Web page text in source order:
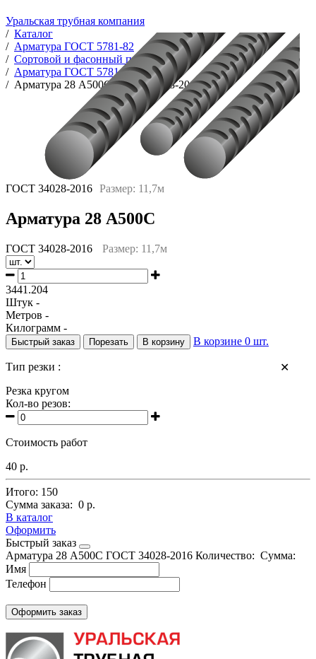
Уральская трубная компания
/ Каталог
/ Арматура ГОСТ 5781-82
/ Сортовой и фасонный прокат
/ Арматура ГОСТ 5781-82
/ Арматура 28 А500С ГОСТ 34028-2016 11,7м
ГОСТ 34028-2016 Размер: 11,7м
Арматура 28 А500С
ГОСТ 34028-2016 Размер: 11,7м
3441.204
Штук -
Метров -
Килограмм -
Быстрый заказ Порезать В корзину В корзине 0 шт.
✕
Тип резки :
Резка кругом
Кол-во резов:
Стоимость работ
40 р.
Итого: 150
Сумма заказа: 0 р.
В каталог
Оформить
Быстрый заказ
Арматура 28 А500С ГОСТ 34028-2016 Количество: Сумма:
Имя
Телефон